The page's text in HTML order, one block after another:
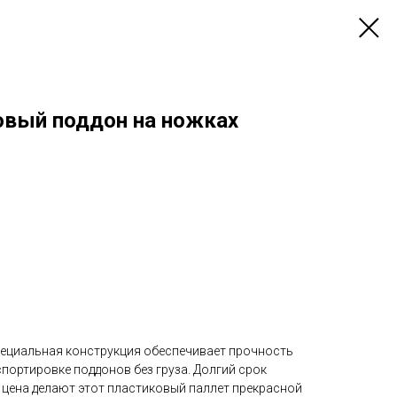
поддон на ножках
конструкция обеспечивает прочность
поддонов без груза. Долгий срок
делают этот пластиковый паллет прекрасной